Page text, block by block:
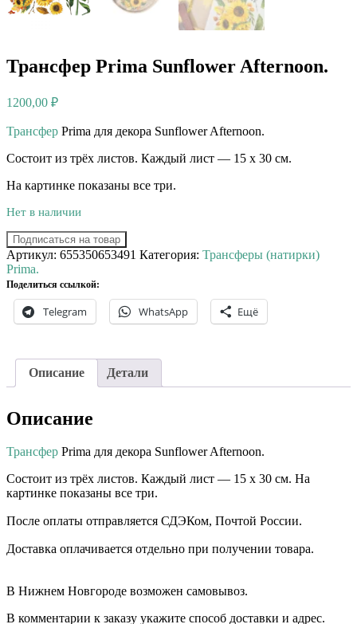
Трансфер Prima Sunflower Afternoon.
1200,00 ₽
Трансфер Prima для декора Sunflower Afternoon.⠀
Состоит из трёх листов. Каждый лист — 15 х 30 см.
На картинке показаны все три.
Нет в наличии
Подписаться на товар
Артикул: 655350653491 Категория: Трансферы (натирки)
Prima.
Поделиться ссылкой:
Telegram WhatsApp Ещё
Описание Детали
Описание
Трансфер Prima для декора Sunflower Afternoon.
Состоит из трёх листов. Каждый лист — 15 х 30 см. На
картинке показаны все три.
После оплаты отправляется СДЭКом, Почтой России. ⠀⠀
Доставка оплачивается отдельно при получении товара. ⠀⠀
В Нижнем Новгороде возможен самовывоз.
В комментарии к заказу укажите способ доставки и адрес.